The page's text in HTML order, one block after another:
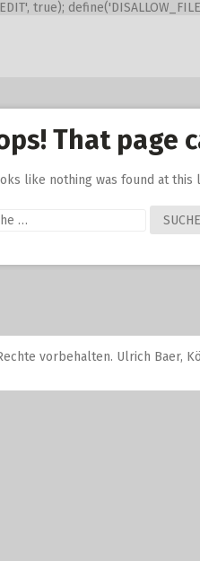
true);
That page
like nothing was found at this
vorbehalten. Ulrich Baer,